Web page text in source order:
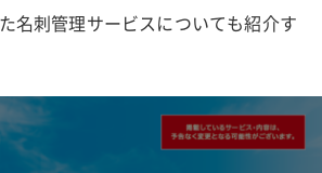
名刺管理サービスについても紹介す